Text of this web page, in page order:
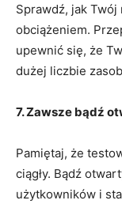
Sprawdź, ‍jak⁤ Twój
obciążeniem.
upewnić się, że
dużej ‌liczbie
7. Zawsze bądź⁣
Pamiętaj, że
ciągły. ​Bądź
⁢użytkowników i